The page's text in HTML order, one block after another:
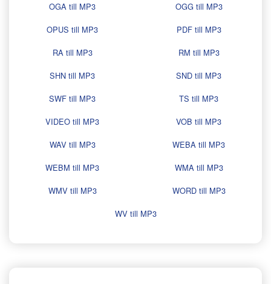
OGA till MP3
OGG till MP3
OPUS till MP3
PDF till MP3
RA till MP3
RM till MP3
SHN till MP3
SND till MP3
SWF till MP3
TS till MP3
VIDEO till MP3
VOB till MP3
WAV till MP3
WEBA till MP3
WEBM till MP3
WMA till MP3
WMV till MP3
WORD till MP3
WV till MP3